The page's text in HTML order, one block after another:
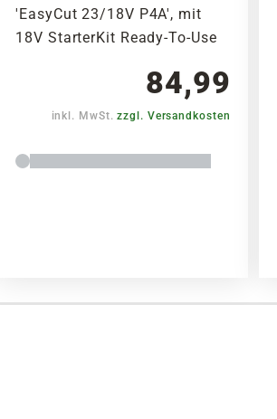
'EasyCut 23/18V P4A', mit
18V StarterKit Ready-To-Use
84,99
inkl. MwSt.zzgl. Versandkosten